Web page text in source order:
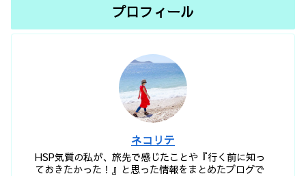
プロフィール
ネコリテ
HSP気質の私が、旅先で感じたことや『行く前に知っ
ておきたかった！』と思った情報をまとめたブログで